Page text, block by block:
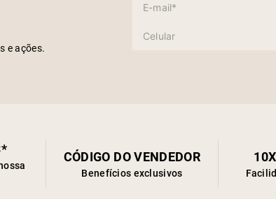
e ações.
CÓDIGO DO VENDEDOR
Benefícios exclusivos